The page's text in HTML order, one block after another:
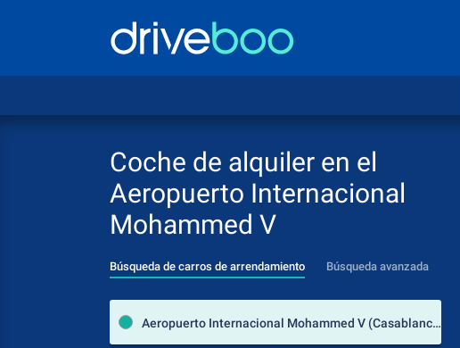
Coche de alquiler en el
Aeropuerto Internacional
Mohammed V
Búsqueda de carros de arrendamiento Búsqueda avanzada
Aeropuerto Internacional Mohammed V (Casablanca-Settat / Marruecos)